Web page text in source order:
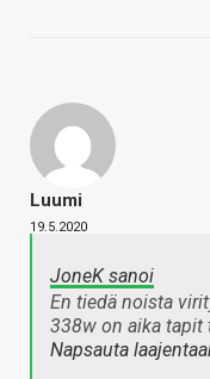
Luumi
19.5.2020
JoneK sanoi
En tiedä noista
338w on aika
Napsauta